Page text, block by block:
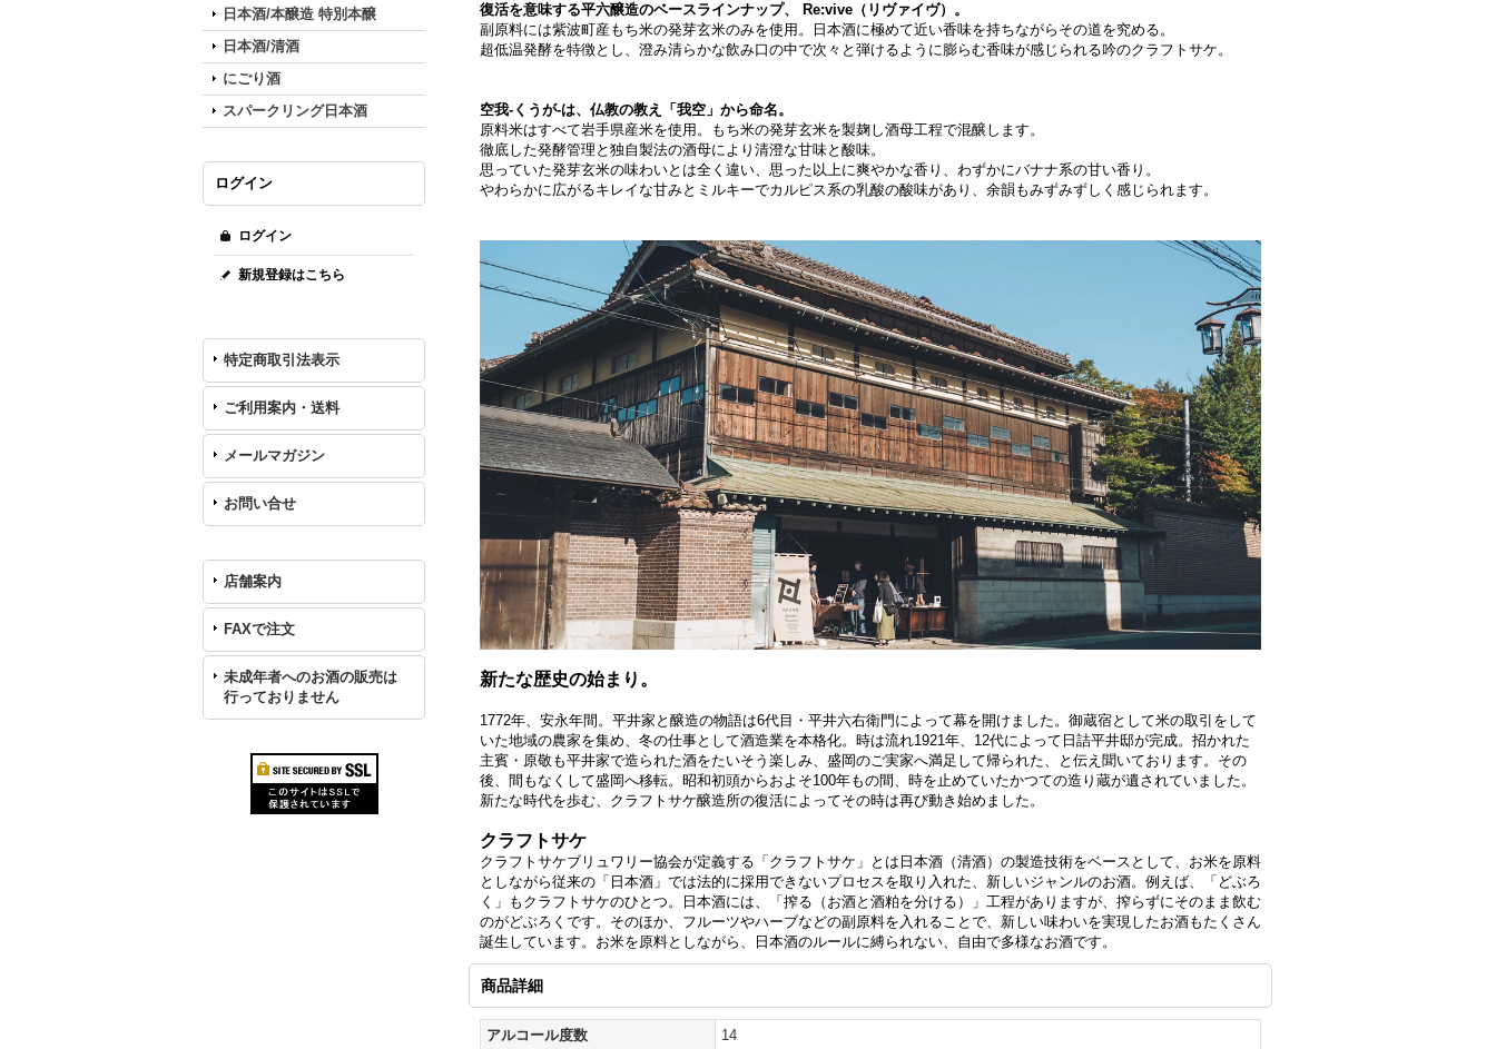
日本酒/本醸造 特別本醸
日本酒/清酒
にごり酒
スパークリング日本酒
ログイン
ログイン
新規登録はこちら
特定商取引法表示
ご利用案内・送料
メールマガジン
お問い合せ
店舗案内
FAXで注文
未成年者へのお酒の販売は
行っておりません
復活を意味する平六醸造のベースラインナップ、 Re:vive（リヴァイヴ）。
副原料には紫波町産もち米の発芽玄米のみを使用。日本酒に極めて近い香味を持ちながらその道を究める。
超低温発酵を特徴とし、澄み清らかな飲み口の中で次々と弾けるように膨らむ香味が感じられる吟のクラフトサケ。
空我-くうが-は、仏教の教え「我空」から命名。
原料米はすべて岩手県産米を使用。もち米の発芽玄米を製麹し酒母工程で混醸します。
徹底した発酵管理と独自製法の酒母により清澄な甘味と酸味。
思っていた発芽玄米の味わいとは全く違い、思った以上に爽やかな香り、わずかにバナナ系の甘い香り。
やわらかに広がるキレイな甘みとミルキーでカルピス系の乳酸の酸味があり、余韻もみずみずしく感じられます。
新たな歴史の始まり。
1772年、安永年間。平井家と醸造の物語は6代目・平井六右衛門によって幕を開けました。御蔵宿として米の取引をして
いた地域の農家を集め、冬の仕事として酒造業を本格化。時は流れ1921年、12代によって日詰平井邸が完成。招かれた
主賓・原敬も平井家で造られた酒をたいそう楽しみ、盛岡のご実家へ満足して帰られた、と伝え聞いております。その
後、間もなくして盛岡へ移転。昭和初頭からおよそ100年もの間、時を止めていたかつての造り蔵が遺されていました。
新たな時代を歩む、クラフトサケ醸造所の復活によってその時は再び動き始めました。
クラフトサケ
クラフトサケブリュワリー協会が定義する「クラフトサケ」とは日本酒（清酒）の製造技術をベースとして、お米を原料
としながら従来の「日本酒」では法的に採用できないプロセスを取り入れた、新しいジャンルのお酒。例えば、「どぶろ
く」もクラフトサケのひとつ。日本酒には、「搾る（お酒と酒粕を分ける）」工程がありますが、搾らずにそのまま飲む
のがどぶろくです。そのほか、フルーツやハーブなどの副原料を入れることで、新しい味わいを実現したお酒もたくさん
誕生しています。お米を原料としながら、日本酒のルールに縛られない、自由で多様なお酒です。
商品詳細
アルコール度数
14